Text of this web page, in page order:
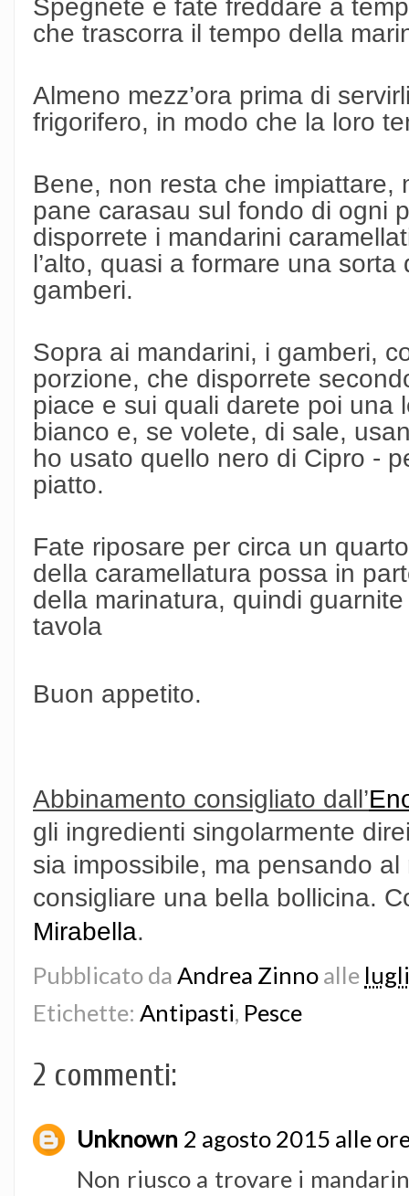
Spegnete e fate freddare a
che trascorra il tempo della
Almeno mezz’ora prima di
frigorifero, in modo che la loro
Bene, non resta che
pane carasau sul fondo di ogni
disporrete i mandarini
l’alto, quasi a formare una
gamberi.
Sopra ai mandarini, i gamberi,
porzione, che disporrete
piace e sui quali darete poi una
bianco e, se volete, di sale,
ho usato quello nero di Cipro -
piatto.
Fate riposare per circa un
della caramellatura possa in
della marinatura, quindi
tavola
Buon appetito.
Abbinamento consigliato dall’
gli ingredienti singolarmente
sia impossibile, ma pensando
consigliare una bella bollicina.
Mirabella.
Pubblicato da Andrea Zinno alle
Etichette: Antipasti, Pesce
2 commenti:
Unknown 2 agosto 2015 alle
Non riusco a trovare i